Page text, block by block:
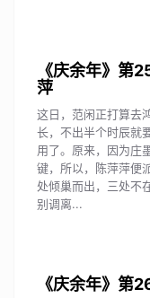
《庆余年》第
萍
这日，范闲正打算去
长，不出半个时辰就
用了。原来，因为庄
键，所以，陈萍萍便
处倾巢而出，三处不
别调离...
《庆余年》第